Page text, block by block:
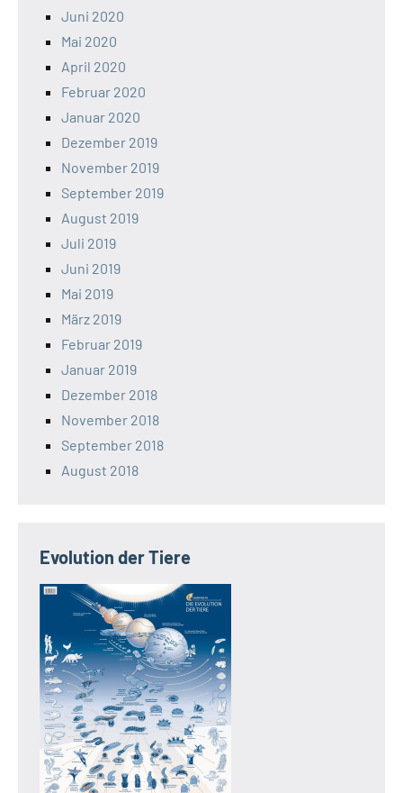
Juni 2020
Mai 2020
April 2020
Februar 2020
Januar 2020
Dezember 2019
November 2019
September 2019
August 2019
Juli 2019
Juni 2019
Mai 2019
März 2019
Februar 2019
Januar 2019
Dezember 2018
November 2018
September 2018
August 2018
Evolution der Tiere